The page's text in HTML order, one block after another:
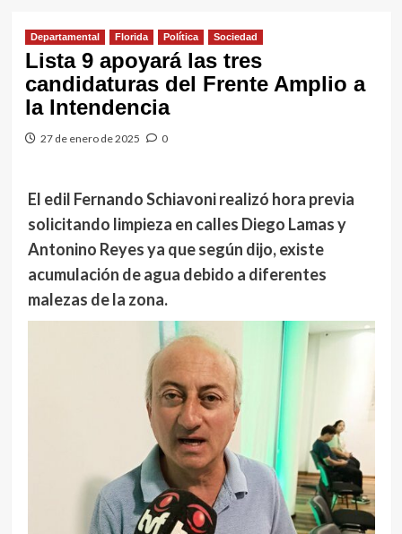
Departamental Florida Política Sociedad
Lista 9 apoyará las tres
candidaturas del Frente Amplio a
la Intendencia
27 de enero de 2025 0
El edil Fernando Schiavoni realizó hora previa
solicitando limpieza en calles Diego Lamas y
Antonino Reyes ya que según dijo, existe
acumulación de agua debido a diferentes
malezas de la zona.